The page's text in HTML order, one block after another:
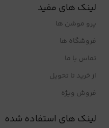
لینک های مفید
پرو موشن ها
فروشگاه ها
تماس با ما
از خرید تا تحویل
فروش ویژه
لینک های استفاده شده